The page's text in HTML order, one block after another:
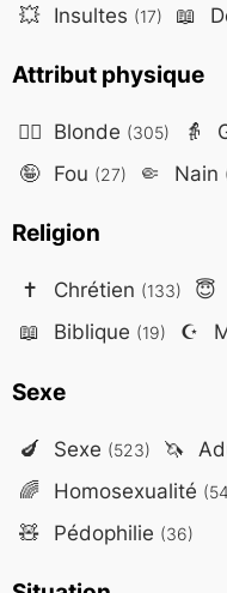
💥 Insultes (17) 📖
Attribut physique
👱‍♀️ Blonde (305) 👵
🤪 Fou (27) 🤏 Nain
Religion
✝️ Chrétien (133) 😇
📖 Biblique (19) ☪️
Sexe
🍆 Sexe (523) 🦄
🌈 Homosexualité
🧸 Pédophilie (36)